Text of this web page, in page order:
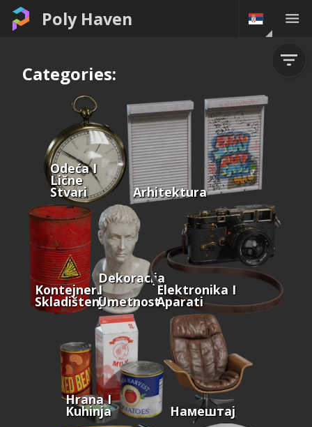
Poly Haven
Categories:
Odeća I
Lične
Stvari Arhitektura
Kontejneri I
Skladištenje
Dekoracija
I
Umetnost
Elektronika I
Aparati
Hrana I
Kuhinja Намештај